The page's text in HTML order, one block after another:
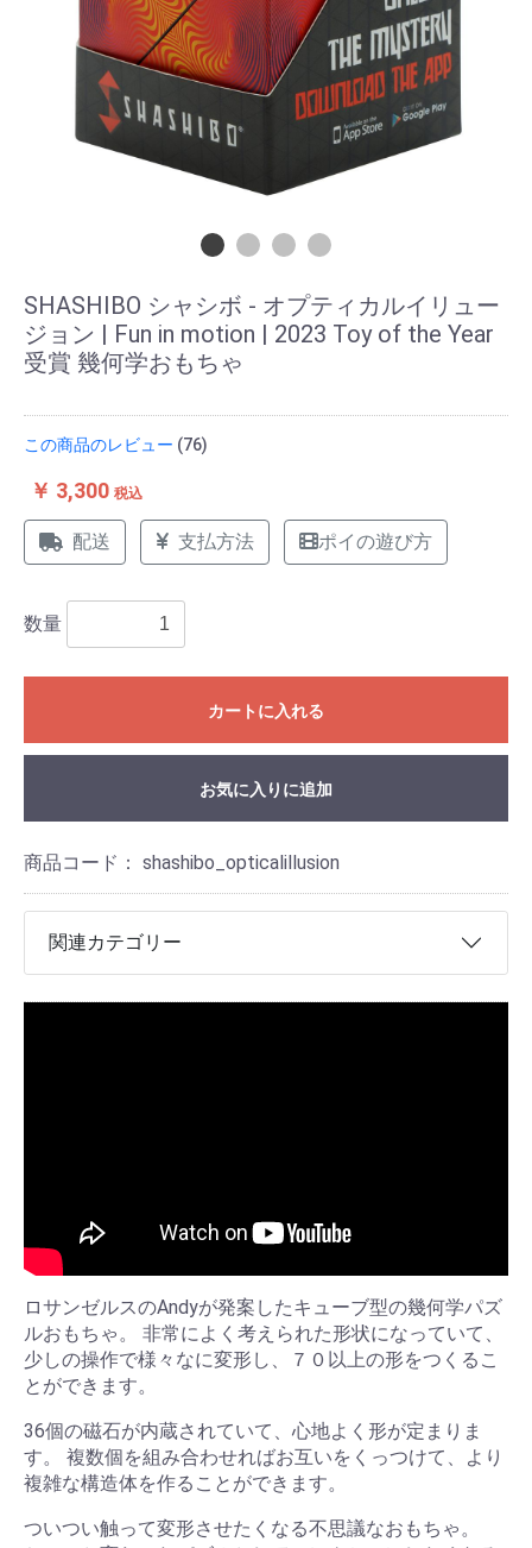
SHASHIBO シャシボ - オプティカルイリュー
ジョン | Fun in motion | 2023 Toy of the Year
受賞 幾何学おもちゃ
この商品のレビュー (76)
￥ 3,300税込
配送 支払方法 ポイの遊び方
数量
カートに入れる
お気に入りに追加
商品コード： shashibo_opticalillusion
関連カテゴリー
ロサンゼルスのAndyが発案したキューブ型の幾何学パズ
ルおもちゃ。 非常によく考えられた形状になっていて、
少しの操作で様々なに変形し、７０以上の形をつくるこ
とができます。
36個の磁石が内蔵されていて、心地よく形が定まりま
す。 複数個を組み合わせればお互いをくっつけて、より
複雑な構造体を作ることができます。
ついつい触って変形させたくなる不思議なおもちゃ。